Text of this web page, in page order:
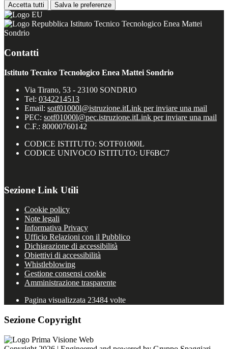
Accetta tutti Salva le preferenze
Istituto Tecnico Tecnologico Enea Mattei
Sondrio
Contatti
Istituto Tecnico Tecnologico Enea Mattei Sondrio
Via Tirano, 53 - 23100 SONDRIO
Tel: 0342214513
Email: sotf01000l@istruzione.itLink per inviare una mail
PEC: sotf01000l@pec.istruzione.itLink per inviare una mail
C.F.: 80000760142
CODICE ISTITUTO: SOTF01000L
CODICE UNIVOCO ISTITUTO: UF6BC7
Sezione Link Utili
Cookie policy
Note legali
Informativa Privacy
Ufficio Relazioni con il Pubblico
Dichiarazione di accessibilità
Obiettivi di accessibilità
Whistleblowing
Gestione consensi cookie
Amministrazione trasparente
Pagina visualizzata 23484 volte
Sezione Copyright